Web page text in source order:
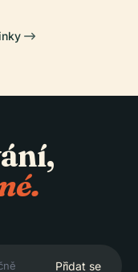
Přidat se